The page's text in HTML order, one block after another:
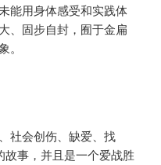
能用身体感受和实践体
、固步自封，囿于金扁
。
社会创伤、缺爱、找
故事，并且是一个爱战胜